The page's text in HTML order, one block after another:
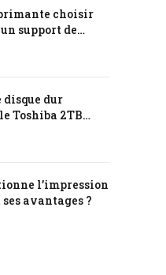
choisir
support de
disque dur
Toshiba 2TB
l’impression
ses avantages ?